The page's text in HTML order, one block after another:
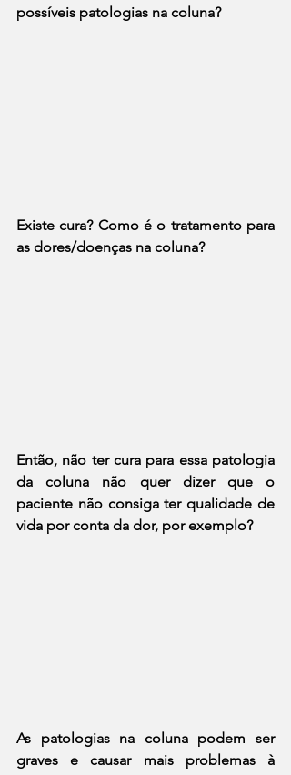
possíveis patologias na coluna?
Existe cura? Como é o tratamento para
as dores/doenças na coluna?
Então, não ter cura para essa patologia
da coluna não quer dizer que o
paciente não consiga ter qualidade de
vida por conta da dor, por exemplo?
As patologias na coluna podem ser
graves e causar mais problemas à